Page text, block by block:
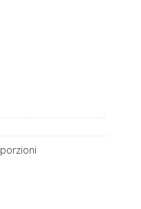
porzioni